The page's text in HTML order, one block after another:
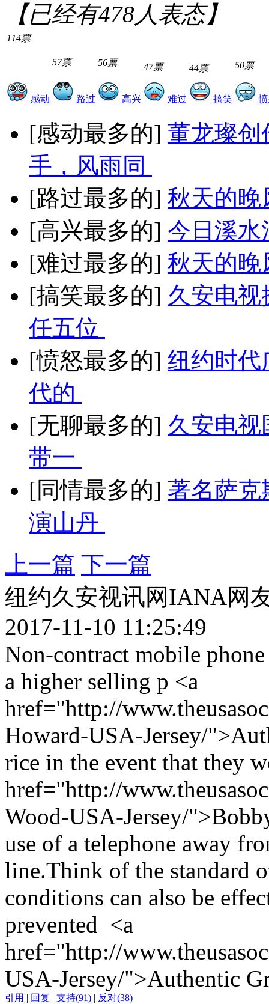
【已经有478人表态】
114票
感动
57票
路过
56票
高兴
47票
难过
44票
搞笑
50票
[感动最多的] 董龙璨创
手，风雨同
[路过最多的] 秋天的晚
[高兴最多的] 今日溪水
[难过最多的] 秋天的晚
[搞笑最多的] 久安电
任五位
[愤怒最多的] 纽约时代
代的
[无聊最多的] 久安电视
带一
[同情最多的] 著名萨克
演山丹
上一篇 下一篇
纽约久安视讯网IANA网
2017-11-10 11:25:49
Non-contract mobile
a higher selling p <a
href="http://
Howard-USA-Jersey/
rice in the event that they
href="http://
Wood-USA-Jersey/
use of a telephone away
line.Think of the standard
conditions can also be
prevented <a
href="http://
USA-Jersey/">Authentic
引用 | 回复 | 支持(91) | 反对(38)